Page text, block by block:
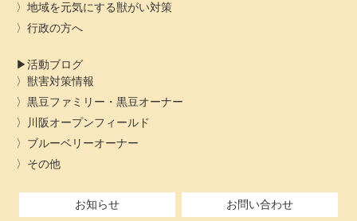
地域を元気にする獣がい対策
行政の方へ
活動ブログ
獣害対策情報
黒豆ファミリー・黒豆オーナー
川阪オープンフィールド
ブルーベリーオーナー
その他
お知らせ お問い合わせ